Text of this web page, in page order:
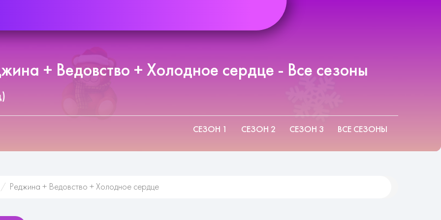
+ Ведовство + Холодное сердце - Все сезоны
СЕЗОН 1 СЕЗОН 2 СЕЗОН 3 ВСЕ СЕЗОНЫ
Реджина + Ведовство + Холодное сердце